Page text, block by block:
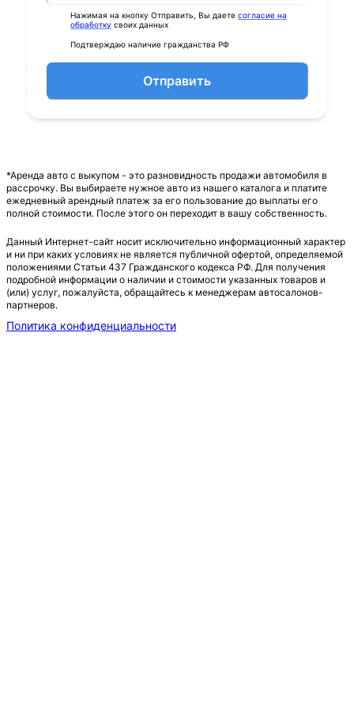
Нажимая на кнопку Отправить, Вы даете согласие на
обработку своих данных
Подтверждаю наличие гражданства РФ
Отправить
*Аренда авто с выкупом - это разновидность продажи автомобиля в
рассрочку. Вы выбираете нужное авто из нашего каталога и платите
ежедневный арендный платеж за его пользование до выплаты его
полной стоимости. После этого он переходит в вашу собственность.
Данный Интернет-сайт носит исключительно информационный характер
и ни при каких условиях не является публичной офертой, определяемой
положениями Статьи 437 Гражданского кодекса РФ. Для получения
подробной информации о наличии и стоимости указанных товаров и
(или) услуг, пожалуйста, обращайтесь к менеджерам автосалонов-
партнеров.
Политика конфиденциальности